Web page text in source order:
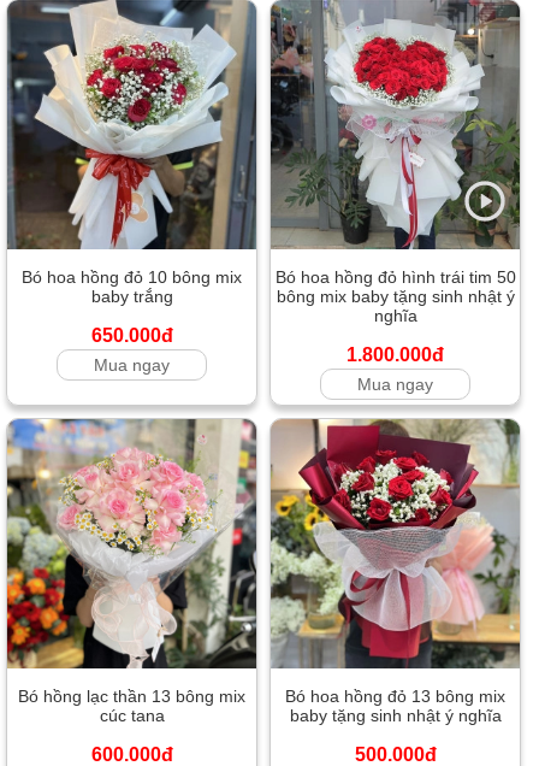
Bó hoa hồng đỏ 10 bông mix
baby trắng
650.000đ
Mua ngay
Bó hoa hồng đỏ hình trái tim 50
bông mix baby tặng sinh nhật ý
nghĩa
1.800.000đ
Mua ngay
Bó hồng lạc thần 13 bông mix
cúc tana
600.000đ
Bó hoa hồng đỏ 13 bông mix
baby tặng sinh nhật ý nghĩa
500.000đ